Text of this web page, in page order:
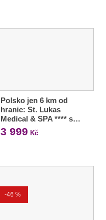
Polsko jen 6 km od
hranic: St. Lukas
Medical & SPA **** s…
3 999 Kč
-46 %